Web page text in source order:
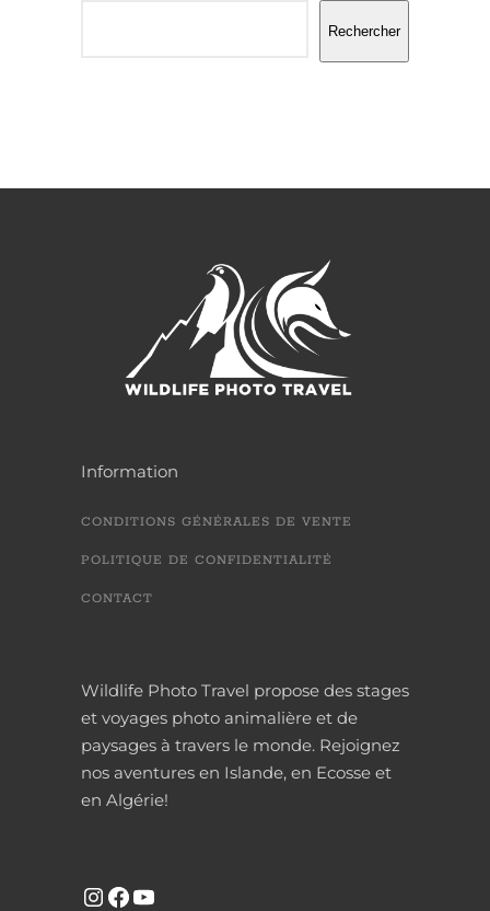
Rechercher
Information
CONDITIONS GÉNÉRALES DE VENTE
POLITIQUE DE CONFIDENTIALITÉ
CONTACT
Wildlife Photo Travel propose des stages
et voyages photo animalière et de
paysages à travers le monde. Rejoignez
nos aventures en Islande, en Ecosse et
en Algérie!
INSTAGRAM
FACEBOOK
YOUTUBE